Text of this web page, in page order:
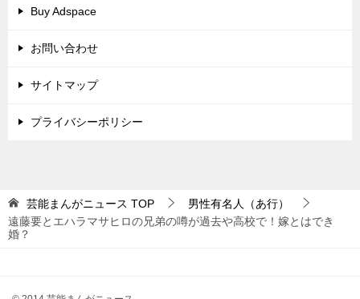
Buy Adspace
お問い合わせ
サイトマップ
プライバシーポリシー
芸能まんがニュース TOP
男性有名人（あ行）
遠藤要とエハラマサヒロの兄弟の噂が過去や高校で！嫁とはでき
婚？